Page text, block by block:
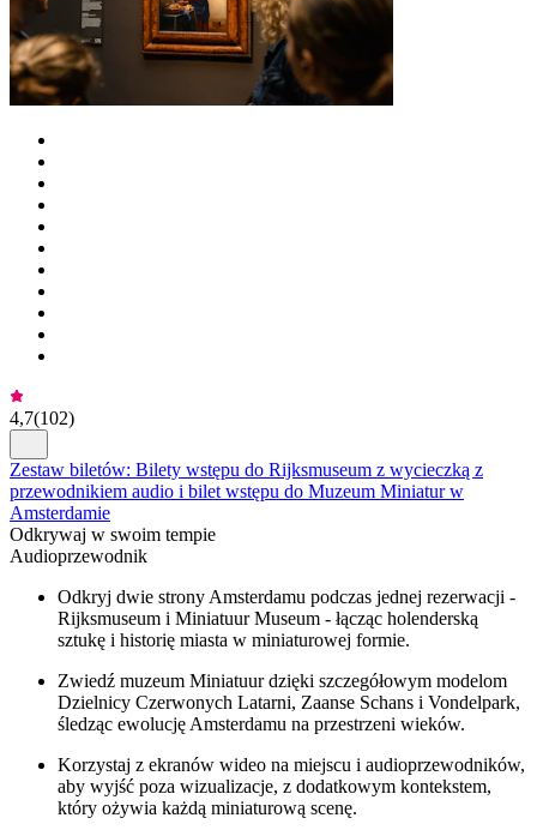
4,7(102)
Zestaw biletów: Bilety wstępu do Rijksmuseum z wycieczką z
przewodnikiem audio i bilet wstępu do Muzeum Miniatur w
Amsterdamie
Odkrywaj w swoim tempie
Audioprzewodnik
Odkryj dwie strony Amsterdamu podczas jednej rezerwacji -
Rijksmuseum i Miniatuur Museum - łącząc holenderską
sztukę i historię miasta w miniaturowej formie.
Zwiedź muzeum Miniatuur dzięki szczegółowym modelom
Dzielnicy Czerwonych Latarni, Zaanse Schans i Vondelpark,
śledząc ewolucję Amsterdamu na przestrzeni wieków.
Korzystaj z ekranów wideo na miejscu i audioprzewodników,
aby wyjść poza wizualizacje, z dodatkowym kontekstem,
który ożywia każdą miniaturową scenę.